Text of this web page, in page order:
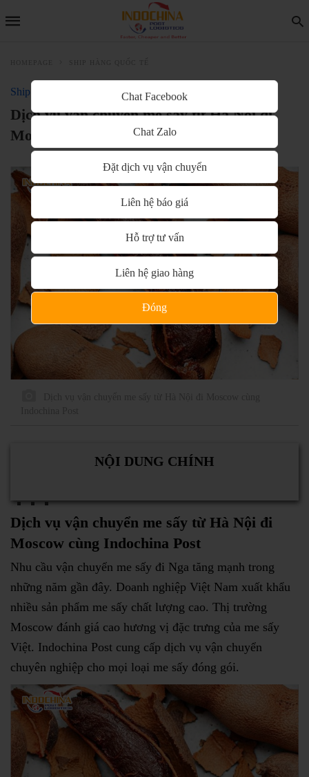
Ship hàng quốc tế
Dịch vụ vận chuyển me sấy từ Hà Nội đi
Moscow cùng Indochina Post
NỘI DUNG CHÍNH
Dịch vụ vận chuyển me sấy từ Hà Nội đi
Moscow cùng Indochina Post
Nhu cầu vận chuyển me sấy đi Nga tăng mạnh trong
những năm gần đây. Doanh nghiệp Việt Nam xuất khẩu
nhiều sản phẩm me sấy chất lượng cao. Thị trường
Moscow đánh giá cao hương vị đặc trưng của me sấy
Việt. Indochina Post cung cấp dịch vụ vận chuyển
chuyên nghiệp cho mọi loại me sấy đóng gói.
Chat Facebook
Chat Zalo
Đặt dịch vụ vận chuyển
Liên hệ báo giá
Hỗ trợ tư vấn
Liên hệ giao hàng
Đóng